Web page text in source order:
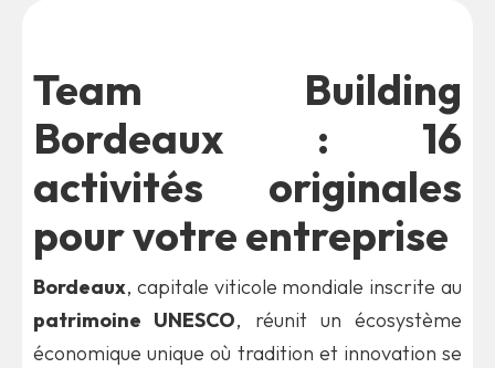
Team Building
Bordeaux : 16
activités originales
pour votre entreprise
Bordeaux, capitale viticole mondiale inscrite au
patrimoine UNESCO, réunit un écosystème
économique unique où tradition et innovation se